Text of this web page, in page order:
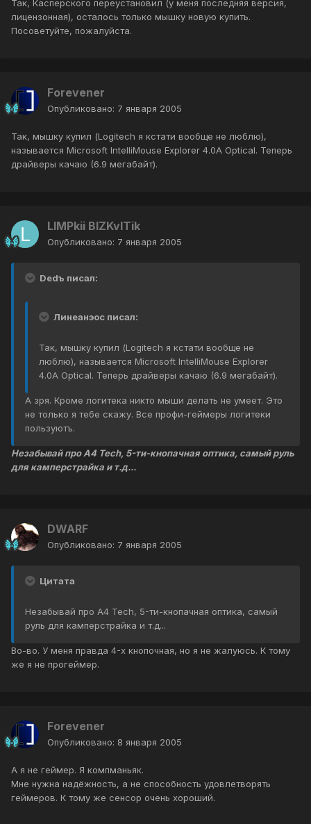
Так, Касперского переустановил (у меня последняя версия,
лицензонная), осталось только мышку новую купить.
Посоветуйте, пожалуйста.
Forevener
Опубликовано: 7 января 2005
Так, мышку купил (Logitech я кстати вообще не люблю),
называется Microsoft IntelliMouse Explorer 4.0A Optical. Теперь
драйверы качаю (6.9 мегабайт).
LIMPkii BIZKvITik
Опубликовано: 7 января 2005
Dedъ писал:
Линеанэос писал:
Так, мышку купил (Logitech я кстати вообще не
люблю), называется Microsoft IntelliMouse Explorer
4.0A Optical. Теперь драйверы качаю (6.9 мегабайт).
А зря. Кроме логитека никто мыши делать не умеет. Это
не только я тебе скажу. Все профи-геймеры логитеки
пользуютъ.
Незабывай про А4 Tech, 5-ти-кнопачная оптика, самый руль
для камперстрайка и т.д...
DWARF
Опубликовано: 7 января 2005
Цитата
Незабывай про А4 Tech, 5-ти-кнопачная оптика, самый
руль для камперстрайка и т.д...
Во-во. У меня правда 4-х кнопочная, но я не жалуюсь. К тому
же я не прогеймер.
Forevener
Опубликовано: 8 января 2005
А я не геймер. Я компманьяк.
Мне нужна надёжность, а не способность удовлетворять
геймеров. К тому же сенсор очень хороший.